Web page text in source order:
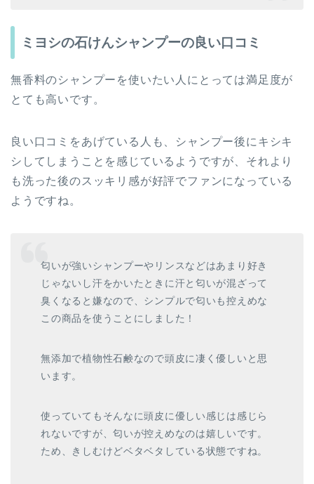
ミヨシの石けんシャンプーの良い口コミ
無香料のシャンプーを使いたい人にとっては満足度が
とても高いです。
良い口コミをあげている人も、シャンプー後にキシキ
シしてしまうことを感じているようですが、それより
も洗った後のスッキリ感が好評でファンになっている
ようですね。
匂いが強いシャンプーやリンスなどはあまり好き
じゃないし汗をかいたときに汗と匂いが混ざって
臭くなると嫌なので、シンプルで匂いも控えめな
この商品を使うことにしました！
無添加で植物性石鹸なので頭皮に凄く優しいと思
います。
使っていてもそんなに頭皮に優しい感じは感じら
れないですが、匂いが控えめなのは嬉しいです。
ため、きしむけどベタベタしている状態ですね。